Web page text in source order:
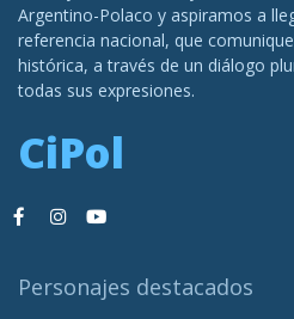
Argentino-Polaco y aspiramos a
referencia nacional, que
histórica, a través de un diálogo
todas sus expresiones.
CiPol
Personajes destacados